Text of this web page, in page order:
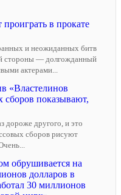
в прокате
и неожиданных битв
стороны — долгожданный
актерами...
«Властелинов
сборов показывают,
дороже другого, и это
сборов рисуют
обрушивается на
долларов в
30 миллионов